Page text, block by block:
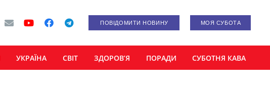
ПОВІДОМИТИ НОВИНУ МОЯ СУБОТА
УКРАЇНА СВІТ ЗДОРОВ’Я ПОРАДИ СУБОТНЯ КАВА